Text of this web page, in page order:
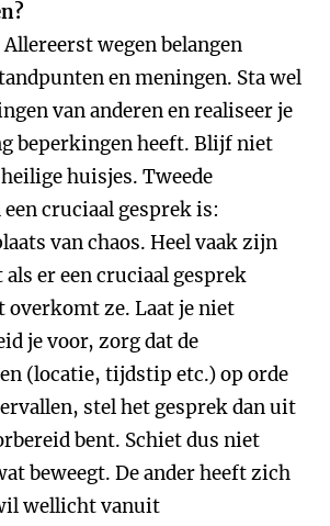
wegen belangen
en meningen. Sta wel
van anderen en realiseer je
beperkingen heeft. Blijf niet
huisjes. Tweede
cruciaal gesprek is:
van chaos. Heel vaak zijn
er een cruciaal gesprek
overkomt ze. Laat je niet
je voor, zorg dat de
(locatie, tijdstip etc.) op orde
stel het gesprek dan uit
bent. Schiet dus niet
beweegt. De ander heeft zich
wellicht vanuit